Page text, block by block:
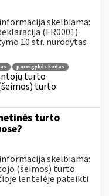
skelbiama:
(FR0001)
10 str. nurodytas
pareigybės kodas
turto
turto
turto
skelbiama:
(šeimos) turto
lentelėje pateikti